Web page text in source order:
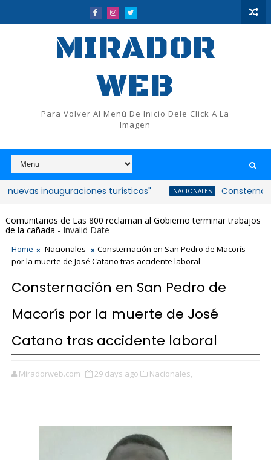
MIRADOR
WEB
Para Volver Al Menù De Inicio Dele Click A La
Imagen
turísticas" NACIONALES Consternación en
Comunitarios de Las 800 reclaman al Gobierno terminar trabajos
de la cañada - Invalid Date
Home Nacionales
Consternación en San Pedro de Macorís
por la muerte de José Catano tras accidente laboral
Consternación en San Pedro de
Macorís por la muerte de José
Catano tras accidente laboral
Miradorweb.com 29 days ago Nacionales,